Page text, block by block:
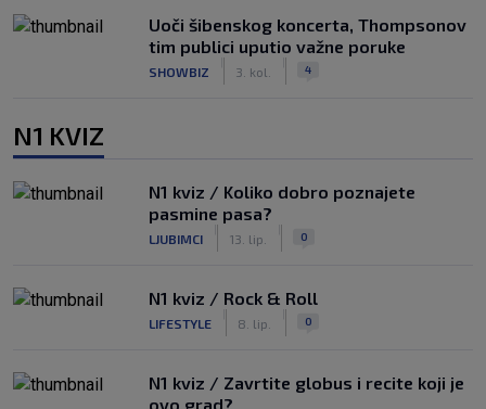
Uoči šibenskog koncerta, Thompsonov
tim publici uputio važne poruke
SHOWBIZ 3. kol. 4
N1 KVIZ
N1 kviz / Koliko dobro poznajete
pasmine pasa?
LJUBIMCI 13. lip. 0
N1 kviz / Rock & Roll
LIFESTYLE 8. lip. 0
N1 kviz / Zavrtite globus i recite koji je
ovo grad?